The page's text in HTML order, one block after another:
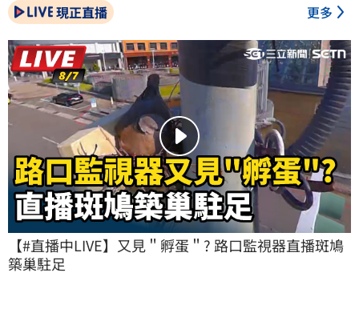
現正直播 更多
【#直播中LIVE】又見＂孵蛋＂? 路口監視器直播斑鳩
築巢駐足